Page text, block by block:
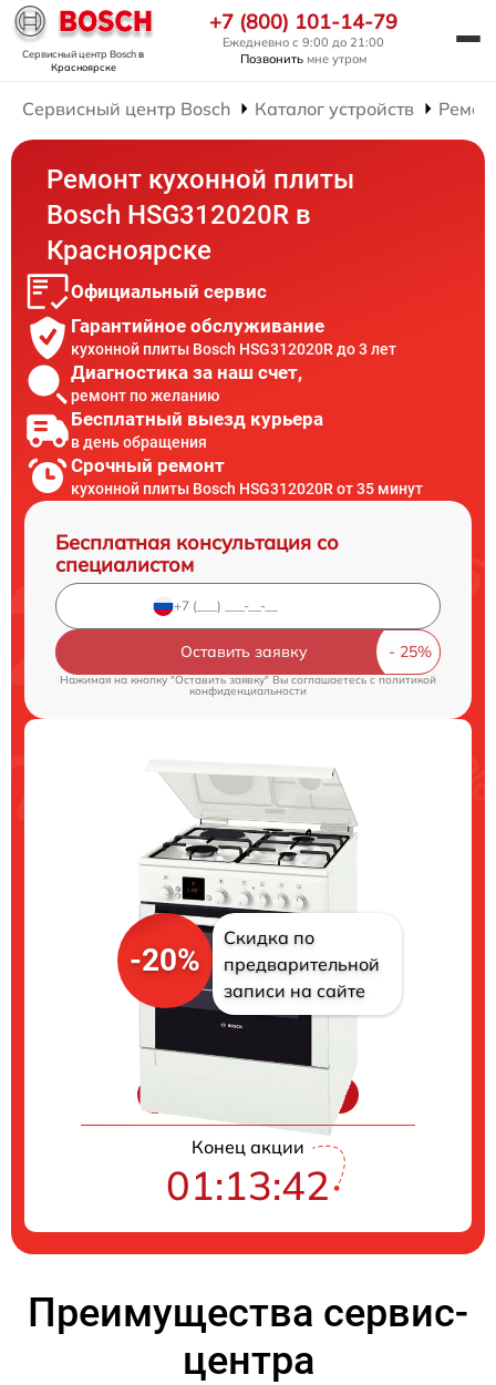
Сервисный центр Boschв
Красноярске
+7 (800) 101-14-79
Ежедневно с 9:00 до 21:00
Позвонить мне утром
Сервисный центр Bosch Каталог устройств
Ремонт кухонной плиты
Bosch HSG312020R в
Красноярске
Официальный сервис
Гарантийное обслуживание
кухонной плиты Bosch HSG312020R до 3 лет
Диагностика за наш счет,
ремонт по желанию
Бесплатный выезд курьера
в день обращения
Срочный ремонт
кухонной плиты Bosch HSG312020R от 35 минут
Бесплатная консультация со
специалистом
Оставить заявку
Нажимая на кнопку "Оставить заявку" Вы соглашаетесь cполитикой
конфиденциальности
-20%
Скидка по
предварительной
записи на сайте
Конец акции
01:13:41
Преимущества сервис-
центра